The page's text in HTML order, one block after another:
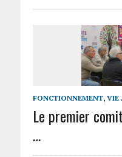
FONCTIONNEMENT, VIE
Le premier
…